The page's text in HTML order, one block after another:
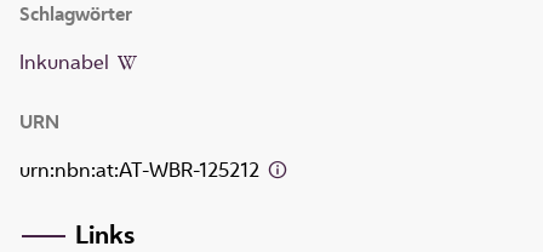
Schlagwörter
Inkunabel
URN
urn:nbn:at:AT-WBR-125212
Links